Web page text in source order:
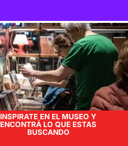
INSPIRATE EN EL MUSEO Y
ENCONTRÁ LO QUE ESTAS
BUSCANDO